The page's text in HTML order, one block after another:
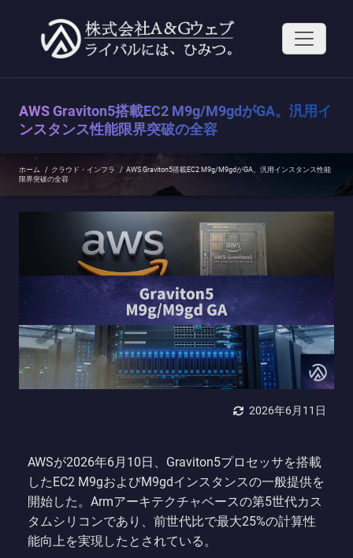
へ
AWS Graviton5搭載EC2 M9g/M9gdがGA。汎用イ
ンスタンス性能限界突破の全容
ホーム / クラウド・インフラ / AWS Graviton5搭載EC2 M9g/M9gdがGA。汎用インスタンス性能
限界突破の全容
2026年6月11日
AWSが2026年6月10日、Graviton5プロセッサを搭載
したEC2 M9gおよびM9gdインスタンスの一般提供を
開始した。Armアーキテクチャベースの第5世代カス
タムシリコンであり、前世代比で最大25%の計算性
能向上を実現したとされている。